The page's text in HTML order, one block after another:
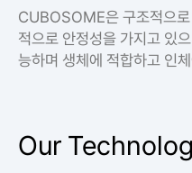
CUBOSOME은 구조적으
적으로 안정성을 가지고 있
능하며 생체에 적합하고 인
Our